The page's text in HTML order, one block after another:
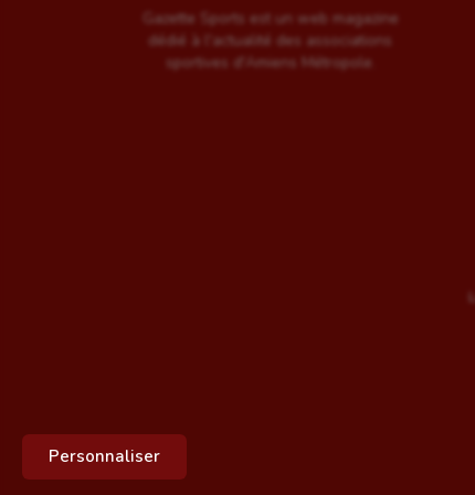
Personnaliser
Gazette Sports est un web magazine
dédié à l'actualité des associations
sportives d'Amiens Métropole.